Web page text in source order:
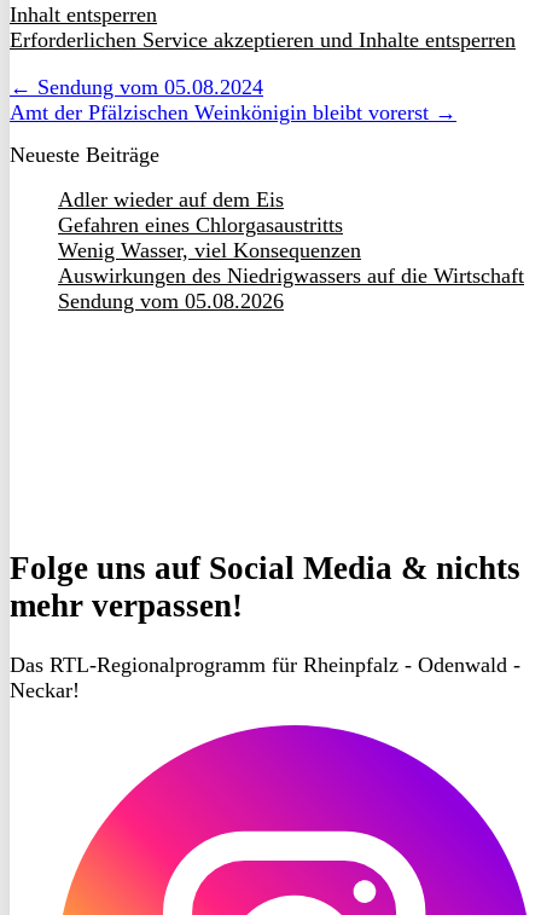
Inhalt entsperren
Erforderlichen Service akzeptieren und Inhalte entsperren
← Sendung vom 05.08.2024
Amt der Pfälzischen Weinkönigin bleibt vorerst →
Neueste Beiträge
Adler wieder auf dem Eis
Gefahren eines Chlorgasaustritts
Wenig Wasser, viel Konsequenzen
Auswirkungen des Niedrigwassers auf die Wirtschaft
Sendung vom 05.08.2026
Folge uns auf Social Media & nichts
mehr verpassen!
Das RTL-Regionalprogramm für Rheinpfalz - Odenwald -
Neckar!
Instagram